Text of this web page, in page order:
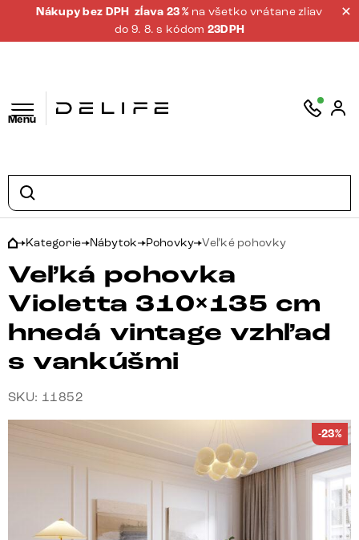
Nákupy bez DPH zĺava 23 % na všetko vrátane zliav
do 9. 8. s kódom 23DPH
Menu
Kategorie Nábytok Pohovky Veľké pohovky
Veľká pohovka
Violetta 310×135 cm
hnedá vintage vzhľad
s vankúšmi
SKU: 11852
-23%